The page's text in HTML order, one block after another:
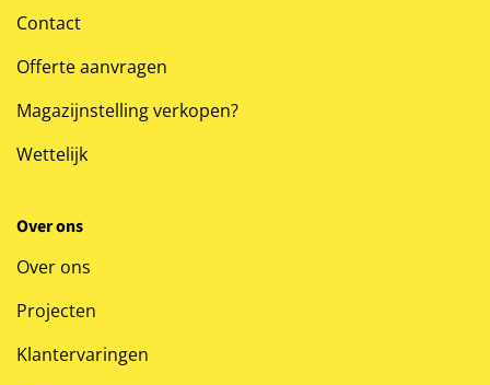
Contact
Offerte aanvragen
Magazijnstelling verkopen?
Wettelijk
Over ons
Over ons
Projecten
Klantervaringen